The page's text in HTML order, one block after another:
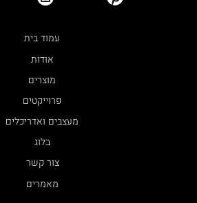
עמוד בית
אודות
מוצרים
פרוייקטים
מעצבים ואדריכלים
בלוג
צור קשר
מאמרים